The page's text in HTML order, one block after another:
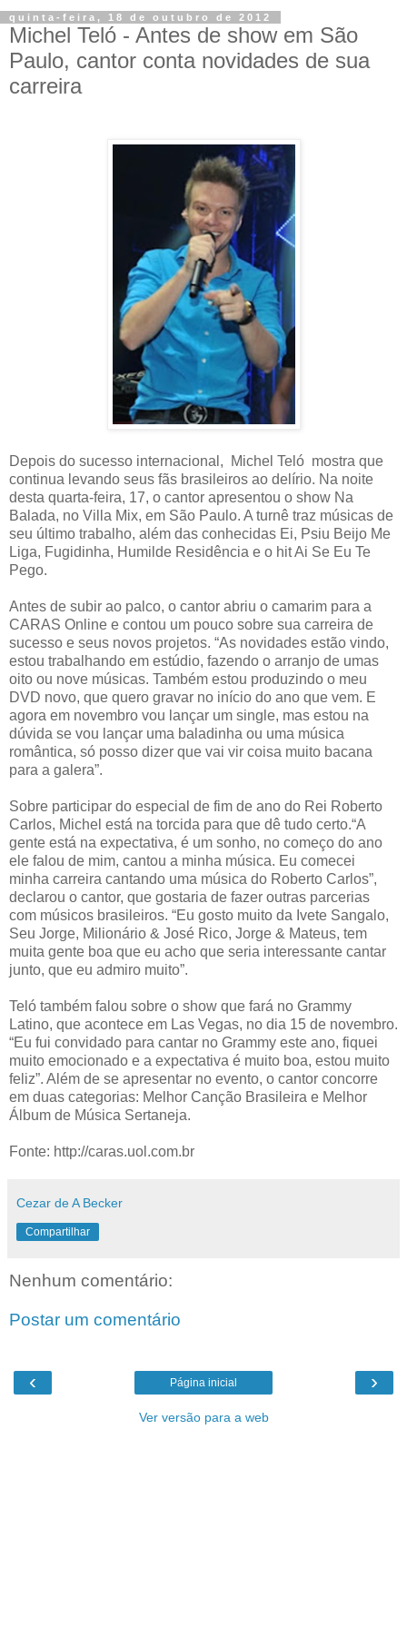
quinta-feira, 18 de outubro de 2012
Michel Teló - Antes de show em São
Paulo, cantor conta novidades de sua
carreira
Depois do sucesso internacional, Michel Teló mostra que
continua levando seus fãs brasileiros ao delírio. Na noite
desta quarta-feira, 17, o cantor apresentou o show Na
Balada, no Villa Mix, em São Paulo. A turnê traz músicas de
seu último trabalho, além das conhecidas Ei, Psiu Beijo Me
Liga, Fugidinha, Humilde Residência e o hit Ai Se Eu Te
Pego.
Antes de subir ao palco, o cantor abriu o camarim para a
CARAS Online e contou um pouco sobre sua carreira de
sucesso e seus novos projetos. “As novidades estão vindo,
estou trabalhando em estúdio, fazendo o arranjo de umas
oito ou nove músicas. Também estou produzindo o meu
DVD novo, que quero gravar no início do ano que vem. E
agora em novembro vou lançar um single, mas estou na
dúvida se vou lançar uma baladinha ou uma música
romântica, só posso dizer que vai vir coisa muito bacana
para a galera”.
Sobre participar do especial de fim de ano do Rei Roberto
Carlos, Michel está na torcida para que dê tudo certo.“A
gente está na expectativa, é um sonho, no começo do ano
ele falou de mim, cantou a minha música. Eu comecei
minha carreira cantando uma música do Roberto Carlos”,
declarou o cantor, que gostaria de fazer outras parcerias
com músicos brasileiros. “Eu gosto muito da Ivete Sangalo,
Seu Jorge, Milionário & José Rico, Jorge & Mateus, tem
muita gente boa que eu acho que seria interessante cantar
junto, que eu admiro muito”.
Teló também falou sobre o show que fará no Grammy
Latino, que acontece em Las Vegas, no dia 15 de novembro.
“Eu fui convidado para cantar no Grammy este ano, fiquei
muito emocionado e a expectativa é muito boa, estou muito
feliz”. Além de se apresentar no evento, o cantor concorre
em duas categorias: Melhor Canção Brasileira e Melhor
Álbum de Música Sertaneja.
Fonte: http://caras.uol.com.br
Cezar de A Becker
Compartilhar
Nenhum comentário:
Postar um comentário
‹ ›
Página inicial
Ver versão para a web